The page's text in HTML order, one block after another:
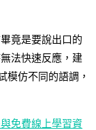
竟是要說出口的
法快速反應，建
模仿不同的語調，
免費線上學習資